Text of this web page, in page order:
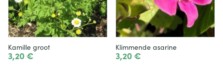
Kamille groot
3,20 €
Klimmende asarine
3,20 €